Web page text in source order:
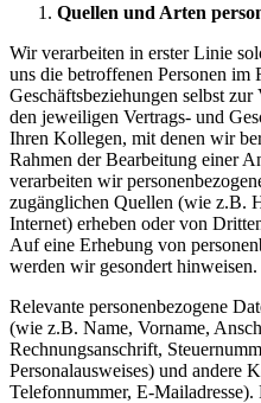
Quellen und Arten
Wir verarbeiten in erster Linie
uns die betroffenen Personen im
Geschäftsbeziehungen selbst
den jeweiligen Vertrags- und
Ihren Kollegen, mit denen wir
Rahmen der Bearbeitung einer
verarbeiten wir
zugänglichen Quellen (wie z.B.
Internet) erheben oder von
Auf eine Erhebung von
werden wir gesondert hinweisen.
Relevante personenbezogene
(wie z.B. Name, Vorname,
Rechnungsanschrift,
Personalausweises) und andere
Telefonnummer, E-